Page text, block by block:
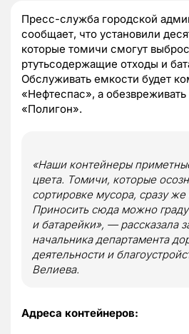
Пресс-служба городской
сообщает, что установили
которые томичи смогут
ртутьсодержащие отходы и
Обслуживать емкости будет
«Нефтеспас», а
«Полигон».
«Наши контейнеры
цвета. Томичи, которые
сортировке мусора, сразу же
Приносить сюда можно
и батарейки», — рассказала
начальника департамента
деятельности и
Велиева.
Адреса контейнеров: